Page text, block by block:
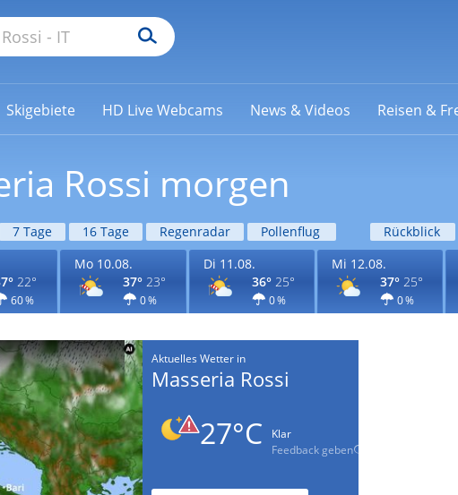
Skigebiete HD Live Webcams News & Videos Reisen &
Rossi morgen
7 Tage 16 Tage Regenradar Pollenflug
Rückblick
22°
60 %
Mo 10.08.
37° 23°
0 %
Di 11.08.
36° 25°
0 %
Mi 12.08.
37° 25°
0 %
Aktuelles Wetter in
Masseria Rossi
27°C
Klar
Feedback geben